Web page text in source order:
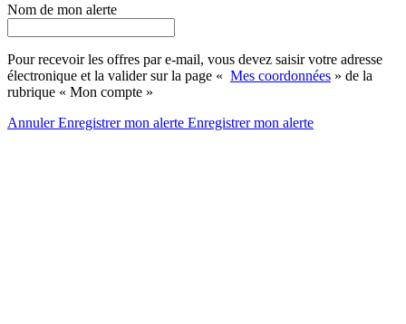
Nom de mon alerte
Pour recevoir les offres par e-mail, vous devez saisir votre adresse
électronique et la valider sur la page « Mes coordonnées » de la
rubrique « Mon compte »
AnnulerEnregistrer mon alerte Enregistrermon alerte